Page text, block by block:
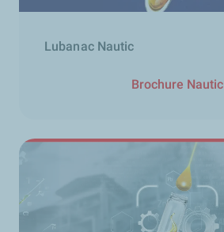
Lubanac Nautic
Brochure Nautic